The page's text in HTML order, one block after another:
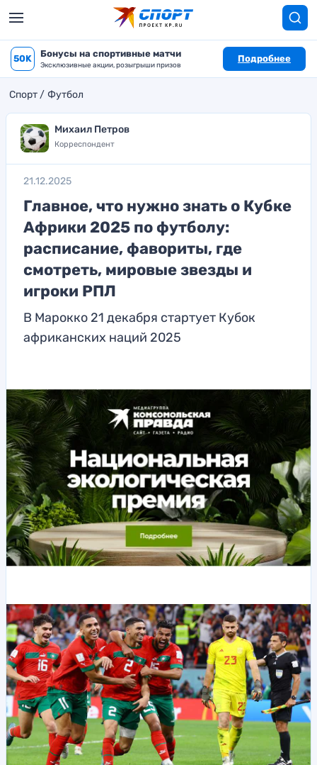
50K Бонусы на спортивные матчи
Эксклюзивные акции, розыгрыши призов
Подробнее
Спорт Футбол
Михаил Петров
Корреспондент
21.12.2025
Главное, что нужно знать о Кубке
Африки 2025 по футболу:
расписание, фавориты, где
смотреть, мировые звезды и
игроки РПЛ
В Марокко 21 декабря стартует Кубок
африканских наций 2025